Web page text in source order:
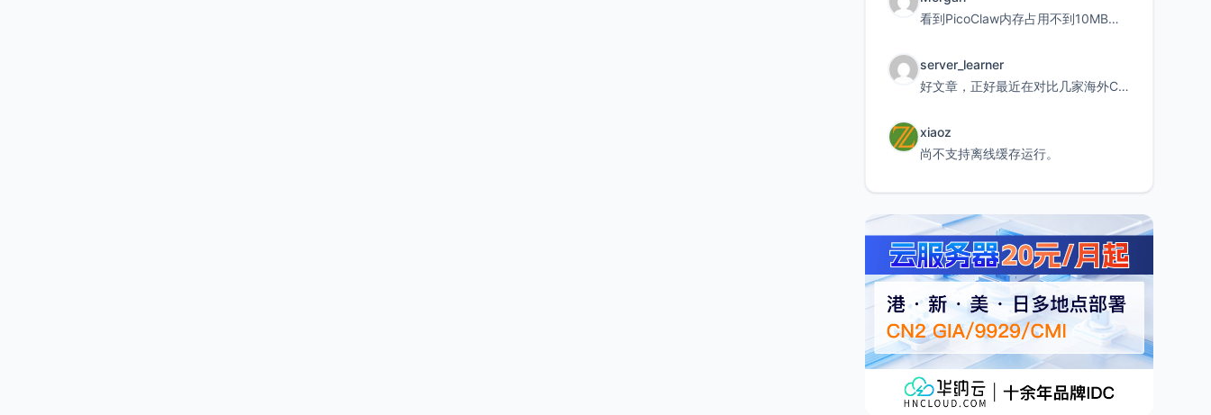
看到PicoClaw内存占用不到10MB这个数据真的很惊喜，确实很适合我这种想用旧设备折腾AI的小白
server_learner
好文章，正好最近在对比几家海外CDN。文中提到CF免费版不支持自定义回源端口和HOST这个痛点太真实
xiaoz
尚不支持离线缓存运行。